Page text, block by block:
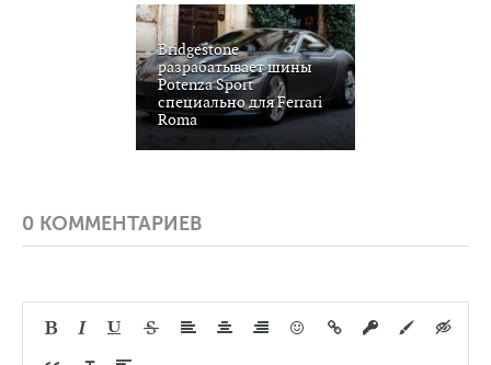
Bridgestone
разрабатывает шины
Potenza Sport
специально для Ferrari
Roma
0 КОММЕНТАРИЕВ